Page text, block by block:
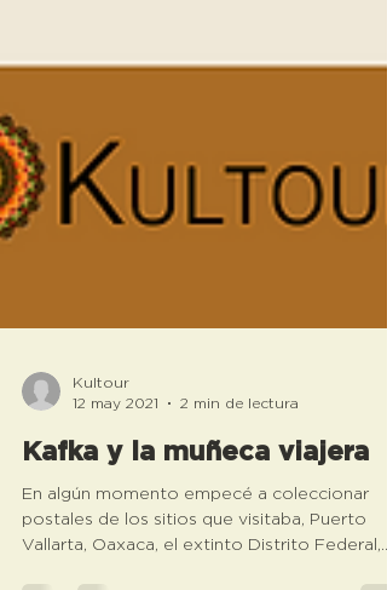
12 may 2021
2 min de lectura
Kafka y la muñeca viajera
En algún momento empecé a coleccionar